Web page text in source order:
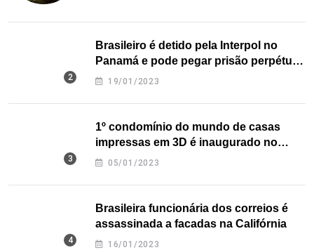
Brasileiro é detido pela Interpol no
Panamá e pode pegar prisão perpétua
nos EUA
19/01/2023
1º condomínio do mundo de casas
impressas em 3D é inaugurado no
Texas
05/01/2023
Brasileira funcionária dos correios é
assassinada a facadas na Califórnia
16/01/2023